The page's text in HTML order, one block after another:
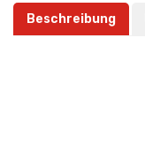
Beschreibung